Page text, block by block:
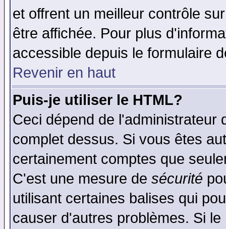
et offrent un meilleur contrôle
être affichée. Pour plus
accessible depuis le formulaire
Revenir en haut
Puis-je utiliser le HTML?
Ceci dépend de l'administrateur
complet dessus. Si vous êtes
certainement comptes que
C'est une mesure de sécurité
utilisant certaines balises qui
causer d'autres problèmes. Si